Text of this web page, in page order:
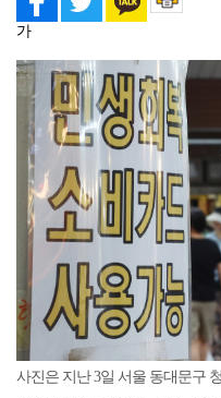
가
사진은 지난 3일 서울 동대문구